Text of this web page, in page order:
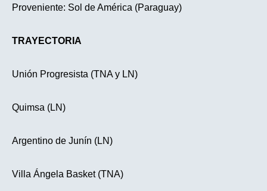
Proveniente: Sol de América (Paraguay)
TRAYECTORIA
Unión Progresista (TNA y LN)
Quimsa (LN)
Argentino de Junín (LN)
Villa Ángela Basket (TNA)